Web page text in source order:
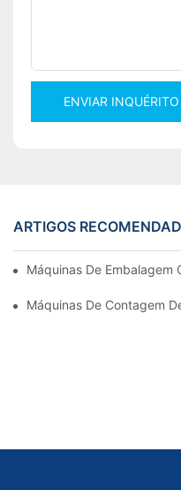
ENVIAR
ARTIGOS
Máquinas De Embalagem
Máquinas De Contagem